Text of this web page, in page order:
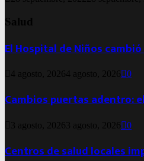
Salud
El Hospital de Niños
4 agosto, 20264 agosto, 2026 0
Cambios puertas adentro:
3 agosto, 2026 3 agosto, 2026 0
Centros de salud locales